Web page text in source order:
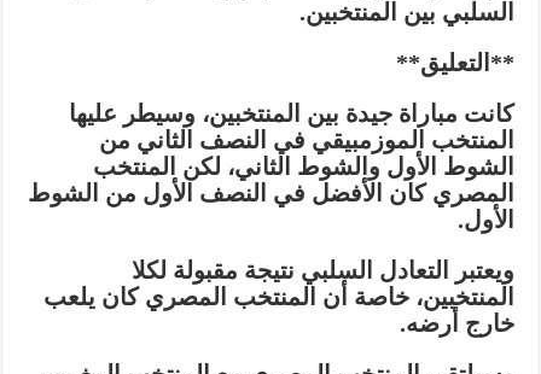
السلبي بين المنتخبين.
**التعليق**
كانت مباراة جيدة بين المنتخبين، وسيطر عليها
المنتخب الموزمبيقي في النصف الثاني من
الشوط الأول والشوط الثاني، لكن المنتخب
المصري كان الأفضل في النصف الأول من الشوط
الأول.
ويعتبر التعادل السلبي نتيجة مقبولة لكلا
المنتخبين، خاصة أن المنتخب المصري كان يلعب
خارج أرضه.